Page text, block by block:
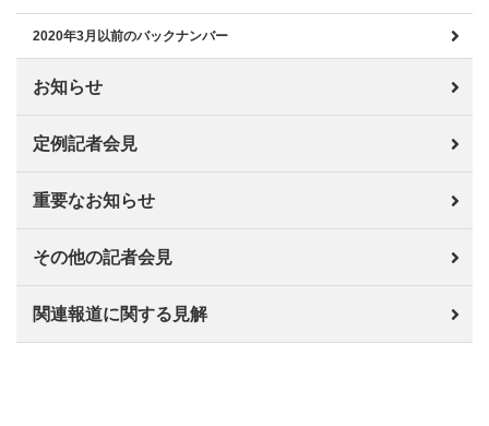
2020年3月以前のバックナンバー
お知らせ
定例記者会見
重要なお知らせ
その他の記者会見
関連報道に関する見解